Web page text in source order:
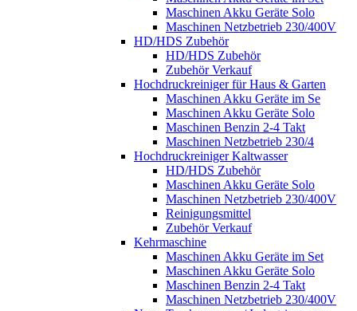
Maschinen Akku Geräte Solo
Maschinen Netzbetrieb 230/400V
HD/HDS Zubehör
HD/HDS Zubehör
Zubehör Verkauf
Hochdruckreiniger für Haus & Garten
Maschinen Akku Geräte im Se
Maschinen Akku Geräte Solo
Maschinen Benzin 2-4 Takt
Maschinen Netzbetrieb 230/4
Hochdruckreiniger Kaltwasser
HD/HDS Zubehör
Maschinen Akku Geräte Solo
Maschinen Netzbetrieb 230/400V
Reinigungsmittel
Zubehör Verkauf
Kehrmaschine
Maschinen Akku Geräte im Set
Maschinen Akku Geräte Solo
Maschinen Benzin 2-4 Takt
Maschinen Netzbetrieb 230/400V